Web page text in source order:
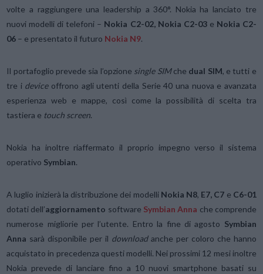
volte a raggiungere una leadership a 360°. Nokia ha lanciato tre
nuovi modelli di telefoni – Nokia C2-02, Nokia C2-03e Nokia C2-
06 – e presentato il futuro Nokia N9.
Il portafoglio prevede sia l’opzione single SIMche dual SIM, e tutti e
tre i deviceoffrono agli utenti della Serie 40 una nuova e avanzata
esperienza web e mappe, così come la possibilità di scelta tra
tastiera e touch screen.
Nokia ha inoltre riaffermato il proprio impegno verso il sistema
operativo Symbian.
A luglio inizierà la distribuzione dei modelli Nokia N8, E7, C7 e C6-01
dotati dell’aggiornamento software Symbian Anna che comprende
numerose migliorie per l’utente. Entro la fine di agosto Symbian
Anna sarà disponibile per il downloadanche per coloro che hanno
acquistato in precedenza questi modelli. Nei prossimi 12 mesi inoltre
Nokia prevede di lanciare fino a 10 nuovi smartphone basati su